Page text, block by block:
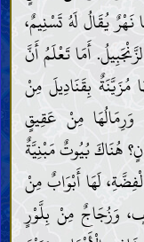
يُقَالُ لَهُ تَسْنِيمٌ،
أَمَا تَعْلَمُ أَنَّ
بِقَنَادِيلَ مِنْ
مِنْ عَقِيقٍ
هُنَاكَ بُيُوتٌ مَبْنِيَّةٌ
لَهَا أَبْوَابٌ مِنْ
وَزُجَاجٌ مِنْ بِلَّوْرٍ